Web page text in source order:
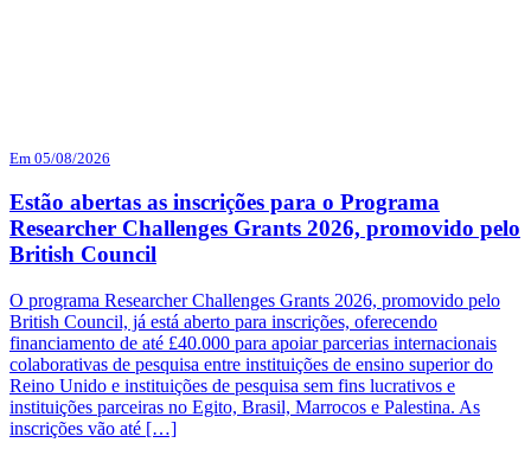
Em 05/08/2026
Estão abertas as inscrições para o Programa
Researcher Challenges Grants 2026, promovido pelo
British Council
O programa Researcher Challenges Grants 2026, promovido pelo
British Council, já está aberto para inscrições, oferecendo
financiamento de até £40.000 para apoiar parcerias internacionais
colaborativas de pesquisa entre instituições de ensino superior do
Reino Unido e instituições de pesquisa sem fins lucrativos e
instituições parceiras no Egito, Brasil, Marrocos e Palestina. As
inscrições vão até […]